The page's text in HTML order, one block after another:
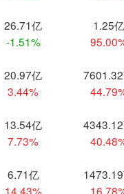
26.71亿
-1.51%
1.25亿
20.97亿
3.44%
13.54亿
7.73%
6.71亿
14.43%